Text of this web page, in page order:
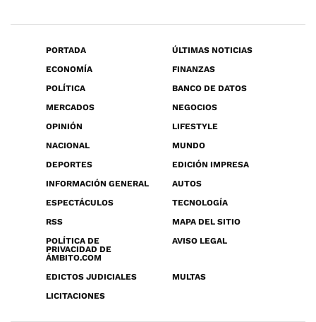
PORTADA
ÚLTIMAS NOTICIAS
ECONOMÍA
FINANZAS
POLÍTICA
BANCO DE DATOS
MERCADOS
NEGOCIOS
OPINIÓN
LIFESTYLE
NACIONAL
MUNDO
DEPORTES
EDICIÓN IMPRESA
INFORMACIÓN GENERAL
AUTOS
ESPECTÁCULOS
TECNOLOGÍA
RSS
MAPA DEL SITIO
POLÍTICA DE
PRIVACIDAD DE
ÁMBITO.COM
AVISO LEGAL
EDICTOS JUDICIALES
MULTAS
LICITACIONES